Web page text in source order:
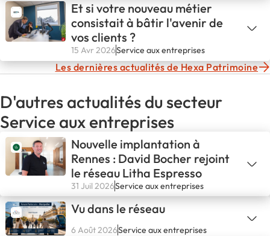
Et si votre nouveau métier
consistait à bâtir l'avenir de
vos clients ?
15 Avr 2026Service aux entreprises
Les dernières actualités de Hexa Patrimoine
D'autres actualités du secteur
Service aux entreprises
Nouvelle implantation à
Rennes : David Bocher rejoint
le réseau Litha Espresso
31 Juil 2026Service aux entreprises
Vu dans le réseau
6 Août 2026Service aux entreprises